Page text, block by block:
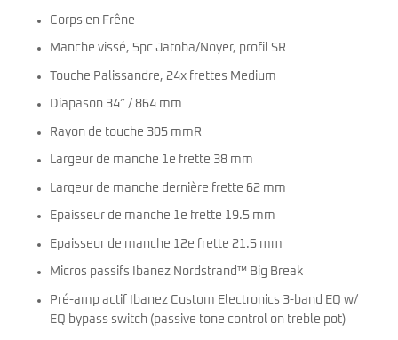
Corps en Frêne
Manche vissé, 5pc Jatoba/Noyer, profil SR
Touche Palissandre, 24x frettes Medium
Diapason 34″ / 864 mm
Rayon de touche 305 mmR
Largeur de manche 1e frette 38 mm
Largeur de manche dernière frette 62 mm
Epaisseur de manche 1e frette 19.5 mm
Epaisseur de manche 12e frette 21.5 mm
Micros passifs Ibanez Nordstrand™ Big Break
Pré-amp actif Ibanez Custom Electronics 3-band EQ w/
EQ bypass switch (passive tone control on treble pot)